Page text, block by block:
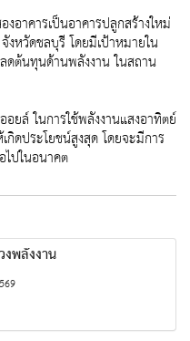
อาคารเป็นอาคารปลูกสร้างใหม่
งหวัดชลบุรี โดยมีเป้าหมายใน
ดต้นทุนด้านพลังงาน ในสถาน
อยล์ ในการใช้พลังงานแสงอาทิตย์
กิดประโยชน์สูงสุด โดยจะมีการ
ปในอนาคต
งพลังงาน